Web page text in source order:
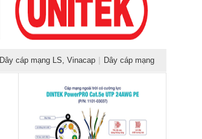
Dây cáp mạng LS, Vinacap Dây cáp mạng